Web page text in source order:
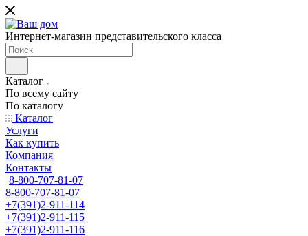
Интернет-магазин представительского класса
Каталог
По всему сайту
По каталогу
Каталог
Услуги
Как купить
Компания
Контакты
8-800-707-81-07
8-800-707-81-07
+7(391)2-911-114
+7(391)2-911-115
+7(391)2-911-116